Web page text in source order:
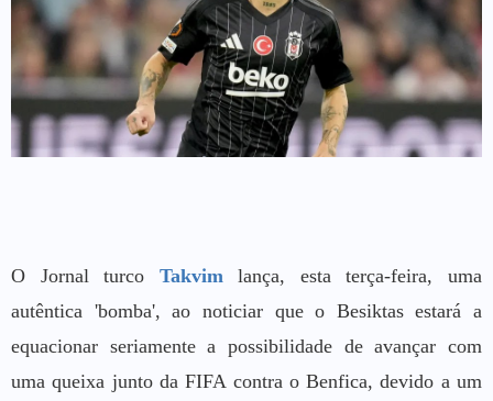
O Jornal turco Takvim
lança, esta terça-feira, uma
autêntica 'bomba', ao noticiar que o Besiktas estará a
equacionar seriamente a possibilidade de avançar com
uma queixa junto da FIFA contra o Benfica, devido a um